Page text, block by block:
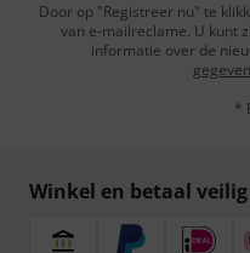
Door op "Registreer nu" te
van e-mailreclame. U kunt
informatie over de
*
Winkel en betaal veilig